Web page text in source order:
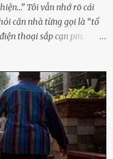
Tôi vẫn nhớ rõ cái
căn nhà từng gọi là “tổ
thoại sắp cạn pin.
cái thân bất tài chỉ biết
cửa trước mặt tôi.
bản án lạnh lùng. Tôi
đâu, về đâu. Bố mẹ tôi
cũng thưa thớt, chẳng
tá túc. Bạn bè? Ai cũng